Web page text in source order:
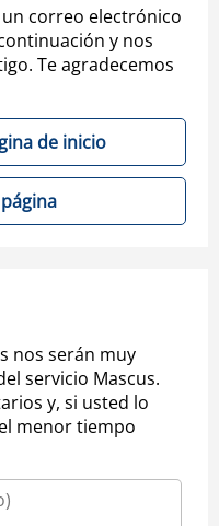
correo electrónico
y nos
Te agradecemos
de inicio
nos serán muy
servicio Mascus.
y, si usted lo
menor tiempo